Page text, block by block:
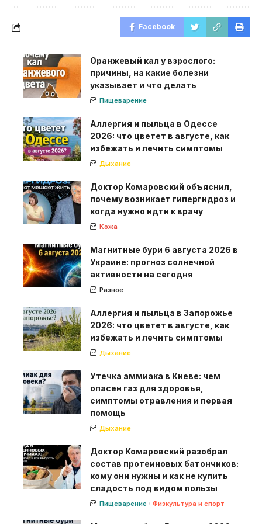
Facebook
Оранжевый кал у взрослого:
причины, на какие болезни
указывает и что делать
Пищеварение
Аллергия и пыльца в Одессе
2026: что цветет в августе, как
избежать и лечить симптомы
Дыхание
Доктор Комаровский объяснил,
почему возникает гипергидроз и
когда нужно идти к врачу
Кожа
Магнитные бури 6 августа 2026 в
Украине: прогноз солнечной
активности на сегодня
Разное
Аллергия и пыльца в Запорожье
2026: что цветет в августе, как
избежать и лечить симптомы
Дыхание
Утечка аммиака в Киеве: чем
опасен газ для здоровья,
симптомы отравления и первая
помощь
Дыхание
Доктор Комаровский разобрал
состав протеиновых батончиков:
кому они нужны и как не купить
сладость под видом пользы
Пищеварение Физкультура и спорт